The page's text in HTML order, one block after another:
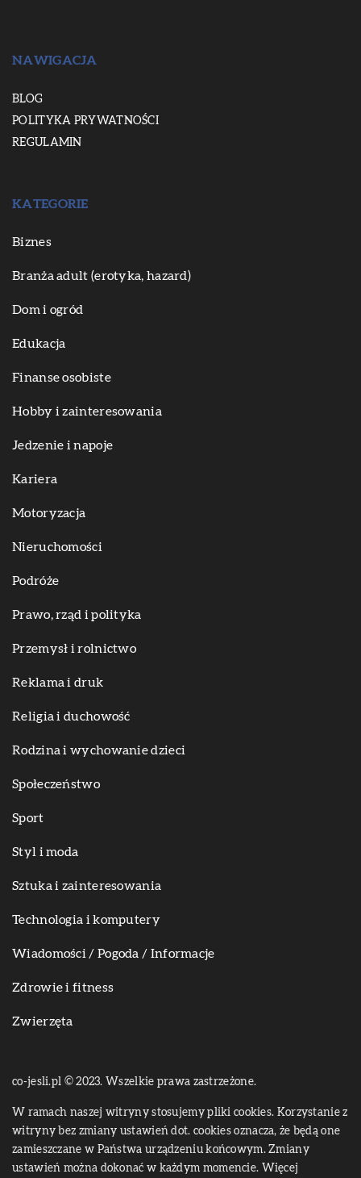
NAWIGACJA
BLOG
POLITYKA PRYWATNOŚCI
REGULAMIN
KATEGORIE
Biznes
Branża adult (erotyka, hazard)
Dom i ogród
Edukacja
Finanse osobiste
Hobby i zainteresowania
Jedzenie i napoje
Kariera
Motoryzacja
Nieruchomości
Podróże
Prawo, rząd i polityka
Przemysł i rolnictwo
Reklama i druk
Religia i duchowość
Rodzina i wychowanie dzieci
Społeczeństwo
Sport
Styl i moda
Sztuka i zainteresowania
Technologia i komputery
Wiadomości / Pogoda / Informacje
Zdrowie i fitness
Zwierzęta
co-jesli.pl © 2023. Wszelkie prawa zastrzeżone.
W ramach naszej witryny stosujemy pliki cookies. Korzystanie z
witryny bez zmiany ustawień dot. cookies oznacza, że będą one
zamieszczane w Państwa urządzeniu końcowym. Zmiany
ustawień można dokonać w każdym momencie. Więcej